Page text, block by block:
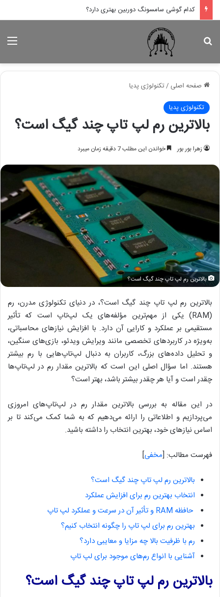
کدام لپ تاپ اپل بهتر است؟
جستجو برای
صفحه اصلی /تکنولوژی پدیا
تکنولوژی پدیا
بالاترین رم لپ تاپ چند گیگ است؟
زهرا بور بور خواندن این مطلب 7 دقیقه زمان میبرد
بالاترین رم لپ تاپ چند گیگ است؟
بالاترین رم لپ تاپ چند گیگ است؟، در دنیای تکنولوژی مدرن، رم
(RAM) یکی از مهم‌ترین مؤلفه‌های یک لپ‌تاپ است که تأثیر
مستقیمی بر عملکرد و کارایی آن دارد. با افزایش نیازهای محاسباتی،
به‌ویژه در کاربردهای تخصصی مانند ویرایش ویدئو، بازی‌های سنگین،
و تحلیل داده‌های بزرگ، کاربران به دنبال لپ‌تاپ‌هایی با رم بیشتر
هستند. اما سؤال اصلی این است که بالاترین مقدار رم در لپ‌تاپ‌ها
چقدر است و آیا هر چقدر بیشتر باشد، بهتر است؟
در این مقاله به بررسی بالاترین مقدار رم در لپ‌تاپ‌های امروزی
می‌پردازیم و اطلاعاتی را ارائه می‌دهیم که به شما کمک می‌کند تا بر
اساس نیازهای خود، بهترین انتخاب را داشته باشید.
فهرست مطالب: [مخفی]
بالاترین رم لپ تاپ چند گیگ است؟
انتخاب بهترین رم برای افزایش عملکرد
حافظه RAM و تأثیر آن در سرعت و عملکرد لپ تاپ
بهترین رم برای لپ تاپ را چگونه انتخاب کنیم؟
رم با ظرفیت بالا چه مزایا و معایبی دارد؟
آشنایی با انواع رم‌های موجود برای لپ تاپ
بالاترین رم لپ تاپ چند گیگ است؟